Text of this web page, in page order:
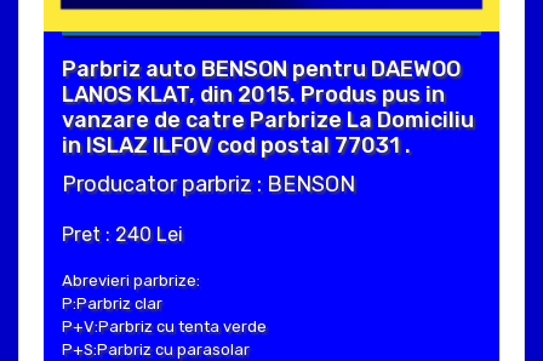
Parbriz auto BENSON pentru DAEWOO
LANOS KLAT, din 2015. Produs pus in
vanzare de catre Parbrize La Domiciliu
in ISLAZ ILFOV cod postal 77031 .
Producator parbriz : BENSON
Pret : 240 Lei
Abrevieri parbrize:
P:Parbriz clar
P+V:Parbriz cu tenta verde
P+S:Parbriz cu parasolar